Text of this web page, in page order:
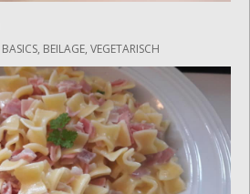
BASICS, BEILAGE, VEGETARISCH